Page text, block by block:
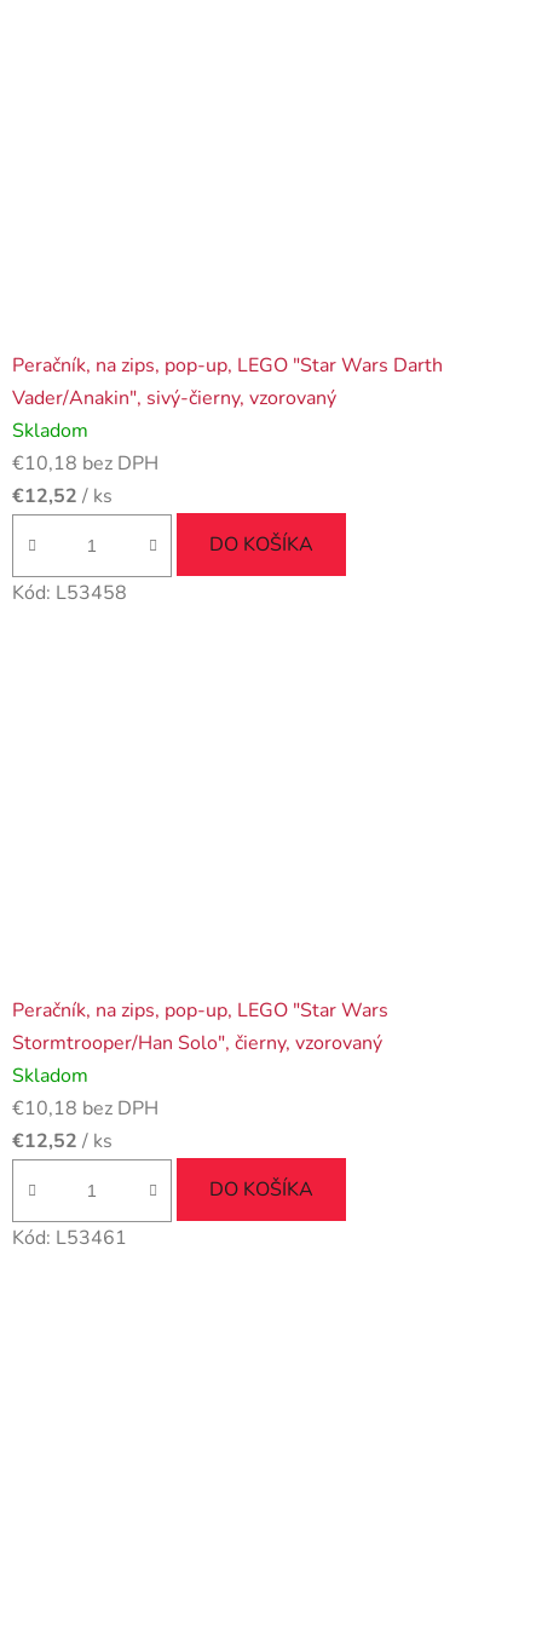
Peračník, na zips, pop-up, LEGO "Star Wars Darth
Vader/Anakin", sivý-čierny, vzorovaný
Skladom
€10,18 bez DPH
€12,52 / ks
DO KOŠÍKA
Kód: L53458
Peračník, na zips, pop-up, LEGO "Star Wars
Stormtrooper/Han Solo", čierny, vzorovaný
Skladom
€10,18 bez DPH
€12,52 / ks
DO KOŠÍKA
Kód: L53461